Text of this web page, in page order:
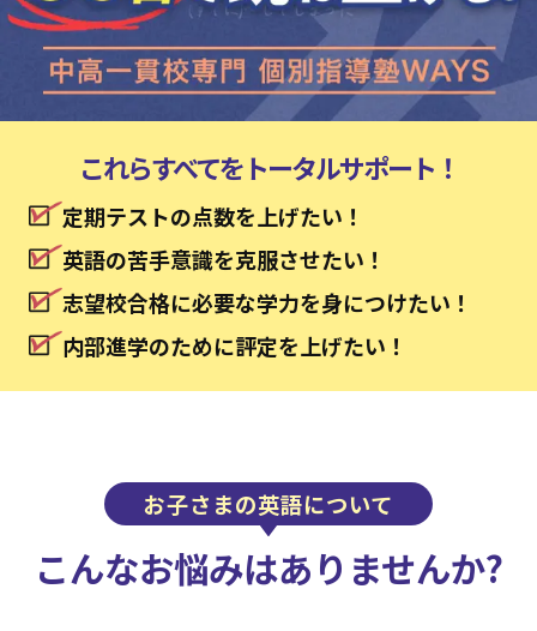
これらすべてをトータルサポート！
定期テストの点数を上げたい！
英語の苦手意識を克服させたい！
志望校合格に必要な学力を身につけたい！
内部進学のために評定を上げたい！
お子さまの英語について
こんなお悩みはありませんか?